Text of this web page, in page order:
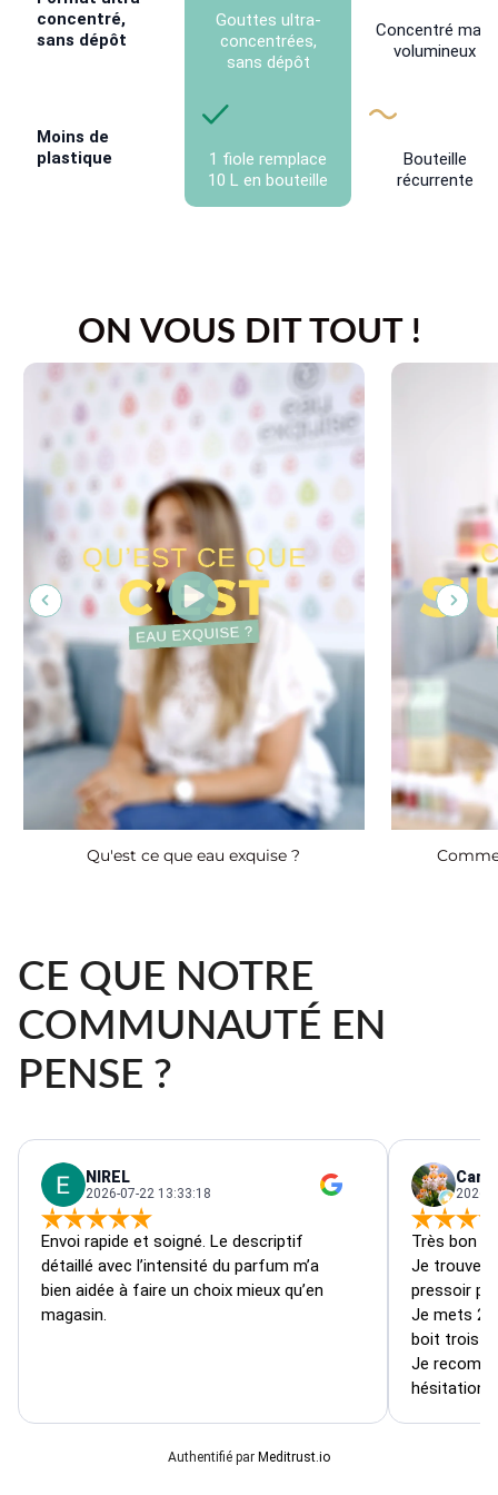
concentré,
sans dépôt
Gouttes ultra-
concentrées,
sans dépôt
Concentré mais
volumineux
Moins de
plastique
1 fiole remplace
10 L en bouteille
Bouteille
récurrente
ON VOUS DIT TOUT !
Qu'est ce que eau exquise ?
CE QUE NOTRE
COMMUNAUTÉ EN
PENSE ?
NIREL
2026-07-22 13:33:18
Envoi rapide et soigné. Le descriptif
détaillé avec l’intensité du parfum m’a
bien aidée à faire un choix mieux qu’en
magasin.
2026-
Très bon
Je trouve
pressoir
Je mets 20
boit trois
Je
hésitation.
Authentifié par Meditrust.io